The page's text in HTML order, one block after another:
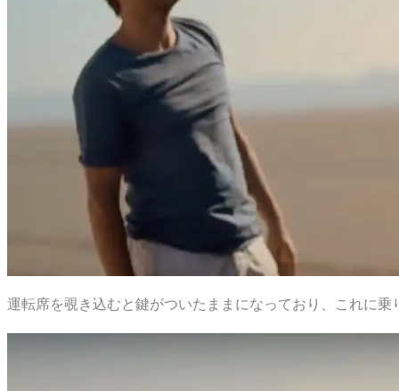
運転席を覗き込むと鍵がついたままになっており、これに